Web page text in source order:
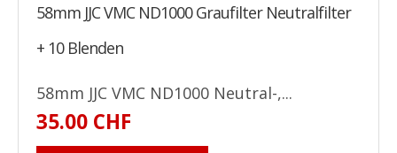
58mm JJC VMC ND1000 Graufilter Neutralfilter
+ 10 Blenden
58mm JJC VMC ND1000 Neutral-,...
35.00 CHF